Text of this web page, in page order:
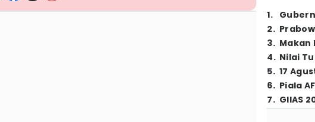
1.
2.
3. Makan
4. Nilai
5. 17
6. Piala
7. GIIAS